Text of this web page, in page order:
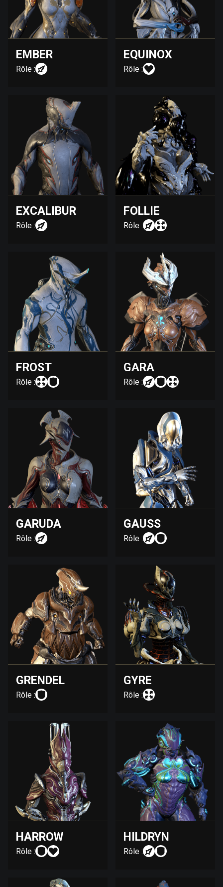
EMBER
Rôle :
EQUINOX
Rôle :
EXCALIBUR
Rôle :
FOLLIE
Rôle :
FROST
Rôle :
GARA
Rôle :
GARUDA
Rôle :
GAUSS
Rôle :
GRENDEL
Rôle :
GYRE
Rôle :
HARROW
Rôle :
HILDRYN
Rôle :